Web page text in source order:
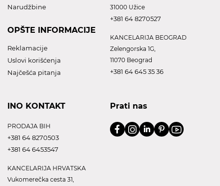
Narudžbine
OPŠTE INFORMACIJE
Reklamacije
Uslovi korišćenja
Najčešća pitanja
31000 Užice
+381 64 8270527
KANCELARIJA BEOGRAD
Zelengorska 1G,
11070 Beograd
+381 64 645 35 36
INO KONTAKT
PRODAJA BIH
+381 64 8270503
+381 64 6453547
KANCELARIJA HRVATSKA
Vukomerečka cesta 31,
Prati nas